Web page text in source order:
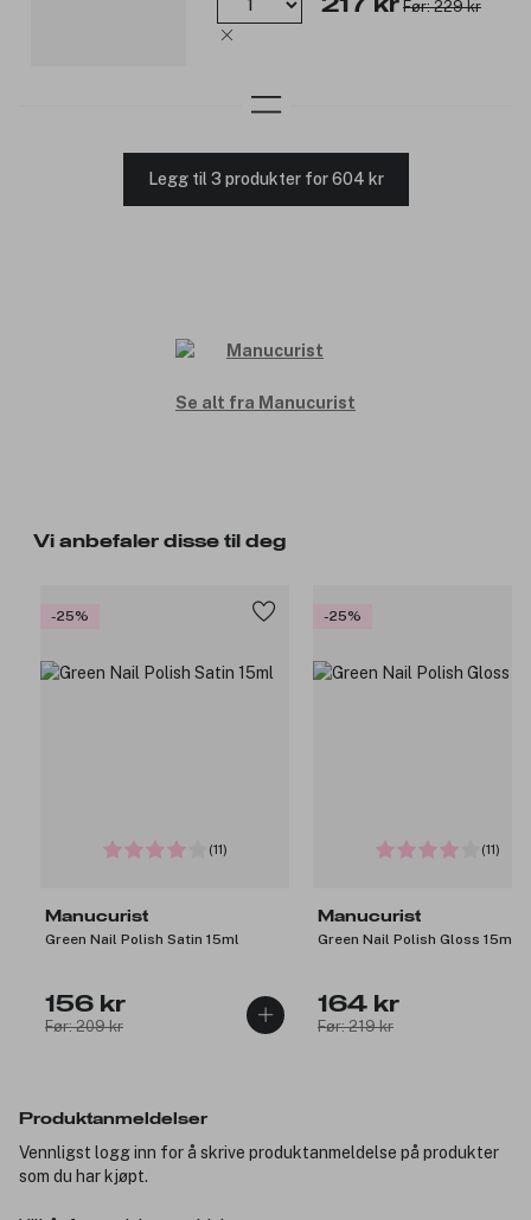
Før: 229 kr
Legg til 3 produkter for 604 kr
Se alt fra Manucurist
Vi anbefaler disse til deg
-25%
(11)
Manucurist
Green Nail Polish Satin 15ml
156 kr
Før: 209 kr
-25%
(11)
Manucurist
Green Nail Polish Gloss 15ml
164 kr
Før: 219 kr
Produktanmeldelser
Vennligst logg inn for å skrive produktanmeldelse på produkter
som du har kjøpt.